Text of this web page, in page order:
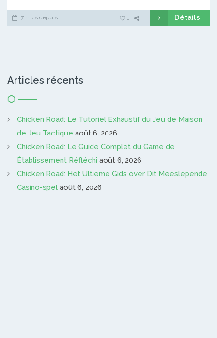
7 mois depuis 1 Détails
Articles récents
Chicken Road: Le Tutoriel Exhaustif du Jeu de Maison
de Jeu Tactique août 6, 2026
Chicken Road: Le Guide Complet du Game de
Établissement Réfléchi août 6, 2026
Chicken Road: Het Ultieme Gids over Dit Meeslepende
Casino-spel août 6, 2026